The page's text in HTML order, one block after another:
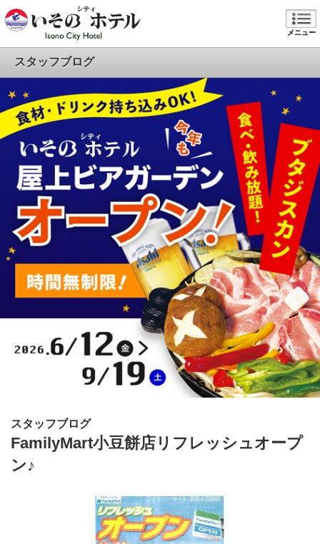
メニュー
スタッフブログ
スタッフブログ
FamilyMart小豆餅店リフレッシュオープ
ン♪